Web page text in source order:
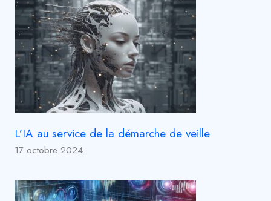
L’IA au service de la démarche de veille
17 octobre 2024